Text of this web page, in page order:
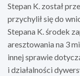
Stepan K. został
przychylił się do
Stepana K. środek
aresztowania na 3
innej sprawie
i działalności